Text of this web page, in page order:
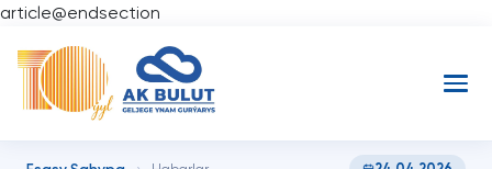
article@endsection